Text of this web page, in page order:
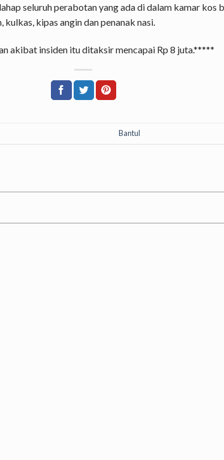
seluruh perabotan yang ada di dalam kamar kos
kulkas, kipas angin dan penanak nasi.
akibat insiden itu ditaksir mencapai Rp 8 juta.*****
Bantul